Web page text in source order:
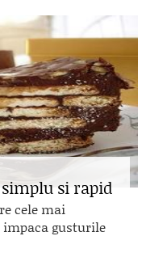
si rapid
cele mai
impaca gusturile